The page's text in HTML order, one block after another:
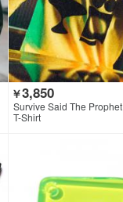
￥3,850
Survive Said The Prophet
T-Shirt